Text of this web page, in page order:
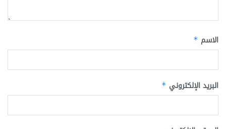
الاسم *
البريد الإلكتروني *